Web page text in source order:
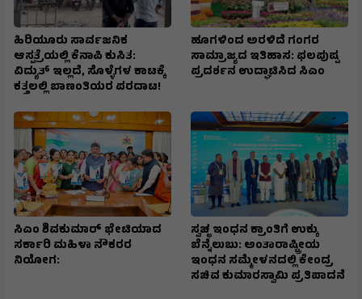
ಹಿರಿಯೂರು ಸಾರ್ವಜನಿಕ
ಆಸ್ಪತ್ರೆಯಲ್ಲಿ ಕೆನಾಪಿ ಕುಸಿತ:
ವಿದ್ಯುತ್‌ ಇಲ್ಲದೆ, ಸೊಳ್ಳೆಗಳ ಕಾಟಕ್ಕೆ
ಕತ್ತಲಲ್ಲಿ ಬಾಣಂತಿಯರ ಪರದಾಟ!
ಹೂಗಳಿಂದ ಅರಳಿದೆ ಗಂಗರ
ಸಾಮ್ರಾಜ್ಯದ ಇತಿಹಾಸ: ಫಲಪುಷ್ಪ
ಪ್ರದರ್ಶನ ಉದ್ಘಾಟಿಸಿದ ಸಿಎಂ
ಸಿಎಂ ಶಿವಕುಮಾರ್‌ ಭೇಟಿಯಾದ
ಸರ್ಕಾರಿ ಮಹಿಳಾ ನೌಕರರ
ನಿಯೋಗ:
ಸ್ವಚ್ಛ ಇಂಧನ ಕ್ರಾಂತಿಗೆ ಉಕ್ಕು
ಬೆನ್ನೆಲುಬು: ಅಂತಾರಾಷ್ಟ್ರೀಯ
ಇಂಧನ ಸಮ್ಮೇಳನದಲ್ಲಿ ಕೇಂದ್ರ
ಸಚಿವ ಕುಮಾರಸ್ವಾಮಿ ಪ್ರತಿಪಾದನೆ